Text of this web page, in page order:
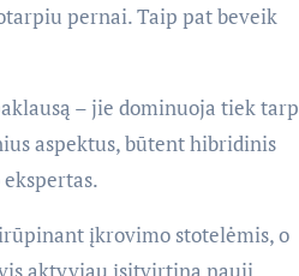
pernai. Taip pat beveik
– jie dominuoja tiek tarp
aspektus, būtent hibridinis
įkrovimo stotelėmis, o
aktyviau įsitvirtina nauji